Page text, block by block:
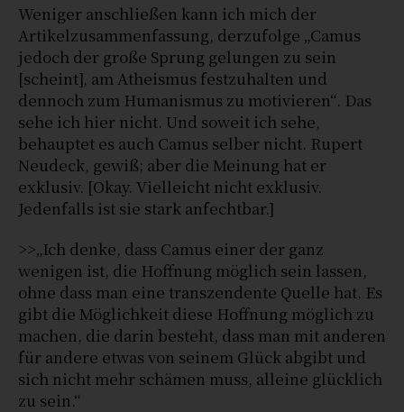
Weniger anschließen kann ich mich der
Artikelzusammenfassung, derzufolge „Camus
jedoch der große Sprung gelungen zu sein
[scheint], am Atheismus festzuhalten und
dennoch zum Humanismus zu motivieren“. Das
sehe ich hier nicht. Und soweit ich sehe,
behauptet es auch Camus selber nicht. Rupert
Neudeck, gewiß; aber die Meinung hat er
exklusiv. [Okay. Vielleicht nicht exklusiv.
Jedenfalls ist sie stark anfechtbar.]
>>„Ich denke, dass Camus einer der ganz
wenigen ist, die Hoffnung möglich sein lassen,
ohne dass man eine transzendente Quelle hat. Es
gibt die Möglichkeit diese Hoffnung möglich zu
machen, die darin besteht, dass man mit anderen
für andere etwas von seinem Glück abgibt und
sich nicht mehr schämen muss, alleine glücklich
zu sein.“